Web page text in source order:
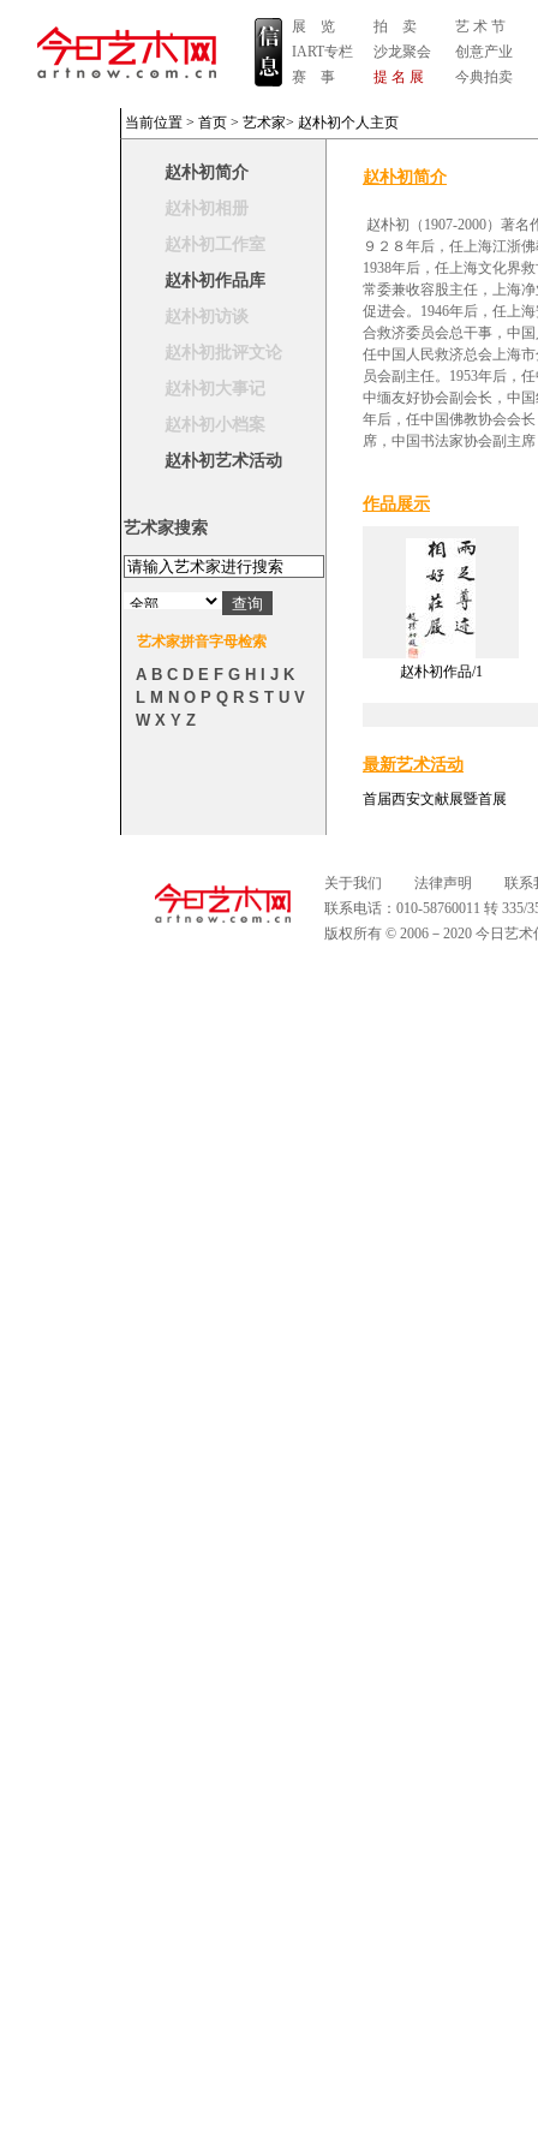
展 览
IART专栏
赛 事
拍 卖
沙龙聚会
提 名 展
艺 术 节
创意产业
今典拍卖
当前位置 > 首页 > 艺术家> 赵朴初个人主页
赵朴初简介
赵朴初相册
赵朴初工作室
赵朴初作品库
赵朴初访谈
赵朴初批评文论
赵朴初大事记
赵朴初小档案
赵朴初艺术活动
艺术家搜索
艺术家拼音字母检索
A B C D E F G H J K
L M N O P Q R S T U V
W X Y Z
赵朴初简介
赵朴初（1907-2000）著
９２８年后，任上海江浙
1938年后，任上海文化界
常委兼收容股主任，上海
促进会。1946年后，任上
合救济委员会总干事，中
任中国人民救济总会上海
员会副主任。1953年后，
中缅友好协会副会长，中
年后，任中国佛教协会会
席，中国书法家协会副主
作品展示
赵朴初作品/1
最新艺术活动
首届西安文献展暨首展
关于我们 法律声明
联系
联系电话：010-58760011 转
版权所有 © 2006－2020 今日艺